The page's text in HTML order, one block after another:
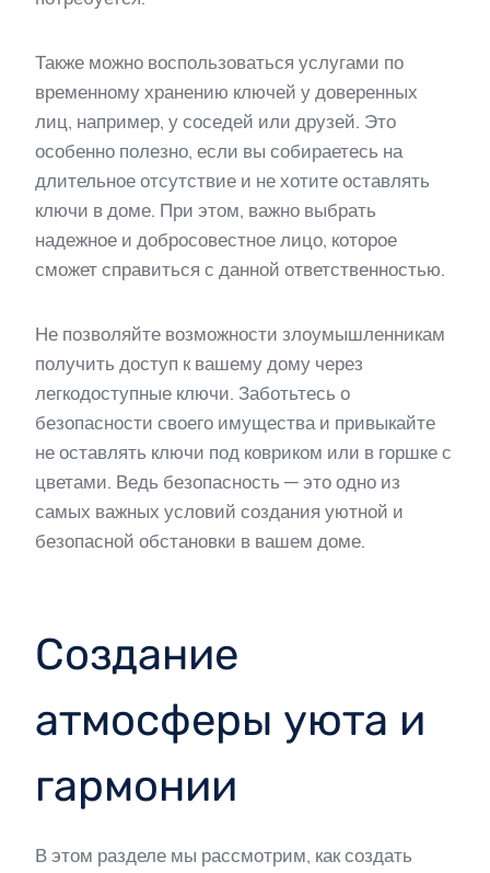
Также можно воспользоваться услугами по
временному хранению ключей у доверенных
лиц, например, у соседей или друзей. Это
особенно полезно, если вы собираетесь на
длительное отсутствие и не хотите оставлять
ключи в доме. При этом, важно выбрать
надежное и добросовестное лицо, которое
сможет справиться с данной ответственностью.
Не позволяйте возможности злоумышленникам
получить доступ к вашему дому через
легкодоступные ключи. Заботьтесь о
безопасности своего имущества и привыкайте
не оставлять ключи под ковриком или в горшке с
цветами. Ведь безопасность — это одно из
самых важных условий создания уютной и
безопасной обстановки в вашем доме.
Создание
атмосферы уюта и
гармонии
В этом разделе мы рассмотрим, как создать